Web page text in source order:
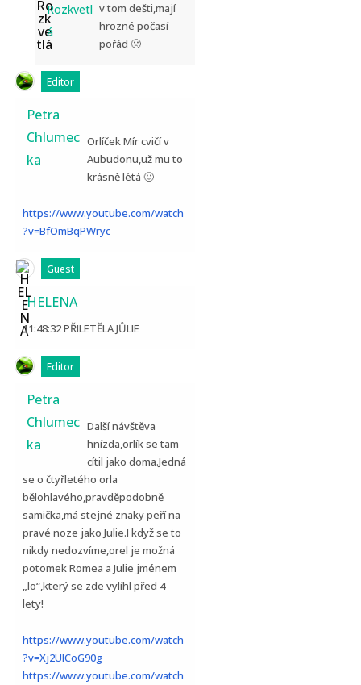
Rozkvetl
á
v tom dešti,mají
hrozné počasí
pořád 🙁
Editor
Petra
Chlumec
ka
Orlíček Mír cvičí v
Aubudonu,už mu to
krásně létá 🙂
https://www.youtube.com/watch
?v=BfOmBqPWryc
Guest
HELENA
11:48:32 PŘILETĚLA JŮLIE
Editor
Petra
Chlumec
ka
Další návštěva
hnízda,orlík se tam
cítil jako doma.Jedná
se o čtyřletého orla
bělohlavého,pravděpodobně
samička,má stejné znaky peří na
pravé noze jako Julie.I když se to
nikdy nedozvíme,orel je možná
potomek Romea a Julie jménem
„lo“,který se zde vylíhl před 4
lety!
https://www.youtube.com/watch
?v=Xj2UlCoG90g
https://www.youtube.com/watch